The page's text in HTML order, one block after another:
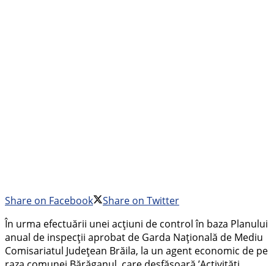
Share on Facebook
Share on Twitter
În urma efectuării unei acțiuni de control în baza Planului
anual de inspecții aprobat de Garda Națională de Mediu
Comisariatul Județean Brăila, la un agent economic de pe